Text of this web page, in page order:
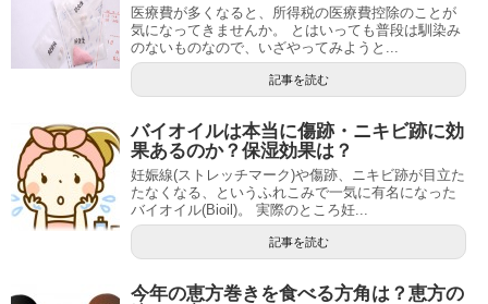
医療費が多くなると、所得税の医療費控除のことが
気になってきませんか。 とはいっても普段は馴染み
のないものなので、いざやってみようと...
記事を読む
バイオイルは本当に傷跡・ニキビ跡に効
果あるのか？保湿効果は？
妊娠線(ストレッチマーク)や傷跡、ニキビ跡が目立た
たなくなる、というふれこみで一気に有名になった
バイオイル(Bioil)。 実際のところ妊...
記事を読む
今年の恵方巻きを食べる方角は？恵方の